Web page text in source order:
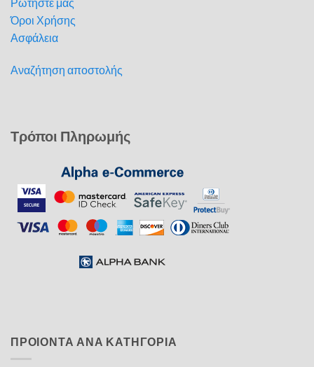
Όροι Χρήσης
Ασφάλεια
Αναζήτηση αποστολής
Τρόποι Πληρωμής
ΠΡΟΙΟΝΤΑ ΑΝΑ ΚΑΤΗΓΟΡΙΑ